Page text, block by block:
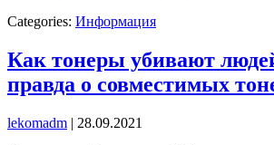
Categories: Информация
Как тонеры убивают
правда о совместимых
lekomadm | 28.09.2021